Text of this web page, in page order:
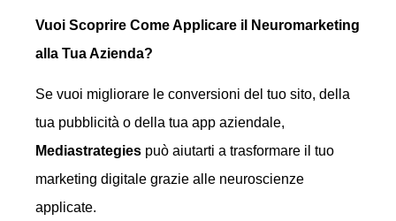
Vuoi Scoprire Come Applicare il Neuromarketing
alla Tua Azienda?
Se vuoi migliorare le conversioni del tuo sito, della
tua pubblicità o della tua app aziendale,
Mediastrategies può aiutarti a trasformare il tuo
marketing digitale grazie alle neuroscienze
applicate.